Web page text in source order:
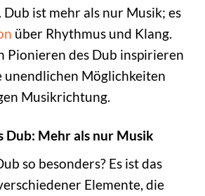
ist mehr als nur Musik; es
über Rhythmus und Klang.
Pionieren des Dub inspirieren
unendlichen Möglichkeiten
Musikrichtung.
Dub: Mehr als nur Musik
so besonders? Es ist das
Elemente, die